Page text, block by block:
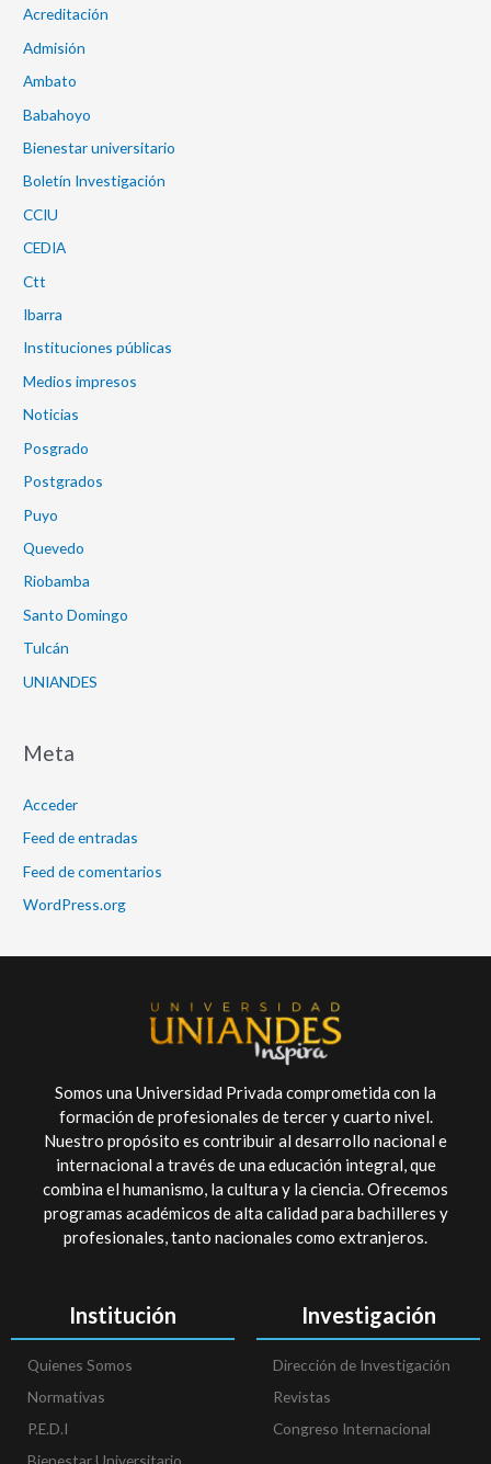
Acreditación
Admisión
Ambato
Babahoyo
Bienestar universitario
Boletín Investigación
CCIU
CEDIA
Ctt
Ibarra
Instituciones públicas
Medios impresos
Noticias
Posgrado
Postgrados
Puyo
Quevedo
Riobamba
Santo Domingo
Tulcán
UNIANDES
Meta
Acceder
Feed de entradas
Feed de comentarios
WordPress.org
Somos una Universidad Privada comprometida con la
formación de profesionales de tercer y cuarto nivel.
Nuestro propósito es contribuir al desarrollo nacional e
internacional a través de una educación integral, que
combina el humanismo, la cultura y la ciencia. Ofrecemos
programas académicos de alta calidad para bachilleres y
profesionales, tanto nacionales como extranjeros.
Institución
Quienes Somos
Normativas
P.E.D.I
Bienestar Universitario
Investigación
Dirección de Investigación
Revistas
Congreso Internacional